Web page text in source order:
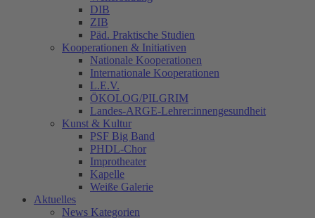
DIB
ZIB
Päd. Praktische Studien
Kooperationen & Initiativen
Nationale Kooperationen
Internationale Kooperationen
L.E.V.
ÖKOLOG/PILGRIM
Landes-ARGE-Lehrer:innengesundheit
Kunst & Kultur
PSF Big Band
PHDL-Chor
Improtheater
Kapelle
Weiße Galerie
Aktuelles
News Kategorien